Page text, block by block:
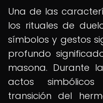
Una de las
los rituales de
símbolos y gestos
profundo
masona. Durante
actos
transición del